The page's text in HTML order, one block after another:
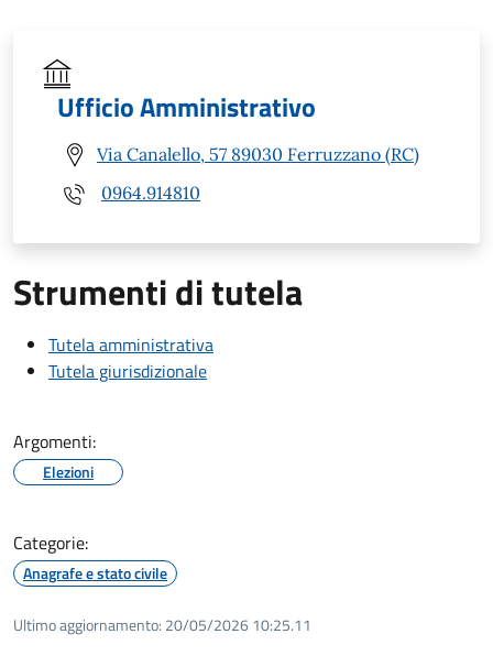
Ufficio Amministrativo
Via Canalello, 57 89030 Ferruzzano (RC)
0964.914810
Strumenti di tutela
Tutela amministrativa
Tutela giurisdizionale
Argomenti:
Elezioni
Categorie:
Anagrafe e stato civile
Ultimo aggiornamento: 20/05/2026 10:25.11